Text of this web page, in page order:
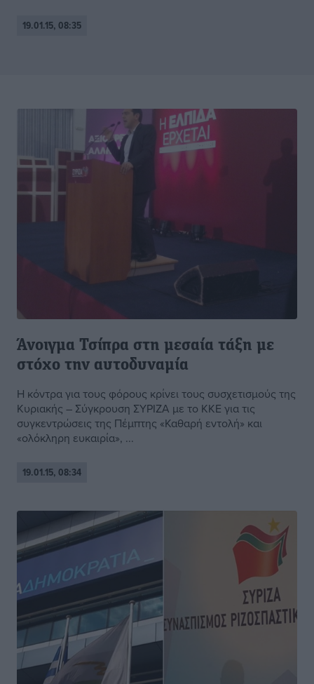
19.01.15, 08:35
Άνοιγμα Τσίπρα στη μεσαία τάξη με
στόχο την αυτοδυναμία
Η κόντρα για τους φόρους κρίνει τους συσχετισμούς της
Κυριακής – Σύγκρουση ΣΥΡΙΖΑ με το ΚΚΕ για τις
συγκεντρώσεις της Πέμπτης «Καθαρή εντολή» και
«ολόκληρη ευκαιρία», ...
19.01.15, 08:34